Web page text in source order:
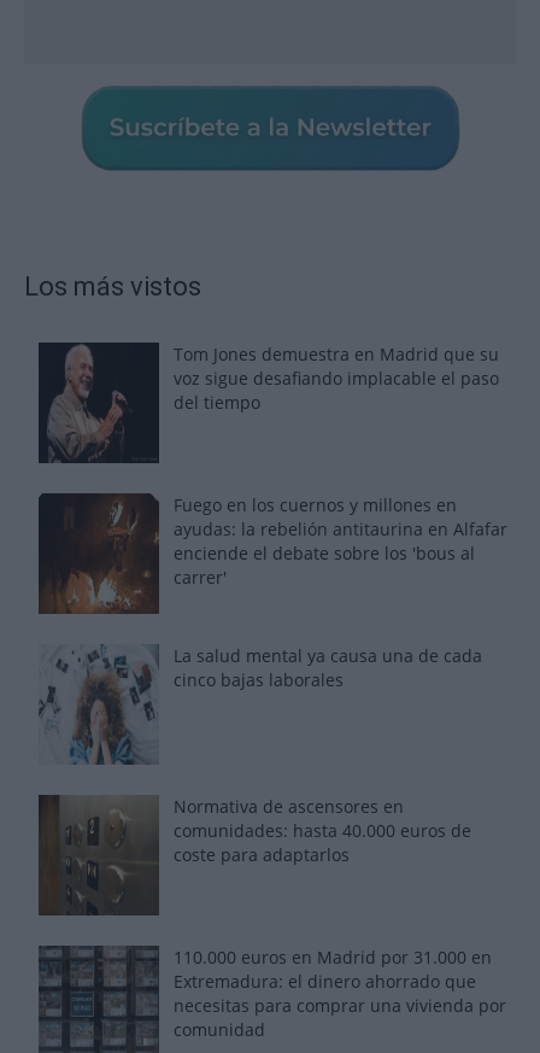
Los más vistos
Tom Jones demuestra en Madrid que su
voz sigue desafiando implacable el paso
del tiempo
Fuego en los cuernos y millones en
ayudas: la rebelión antitaurina en Alfafar
enciende el debate sobre los 'bous al
carrer'
La salud mental ya causa una de cada
cinco bajas laborales
Normativa de ascensores en
comunidades: hasta 40.000 euros de
coste para adaptarlos
110.000 euros en Madrid por 31.000 en
Extremadura: el dinero ahorrado que
necesitas para comprar una vivienda por
comunidad